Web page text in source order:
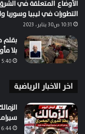
الأوضاع المتعلقة في
التطورات في ليبيا وسوريا
10:31 ص30 يناير، 2023
بقلم
بلا
5:40 ص12 مارس، 2024
اخر الاخبار الرياضية
6:44 م21 مايو، 2026